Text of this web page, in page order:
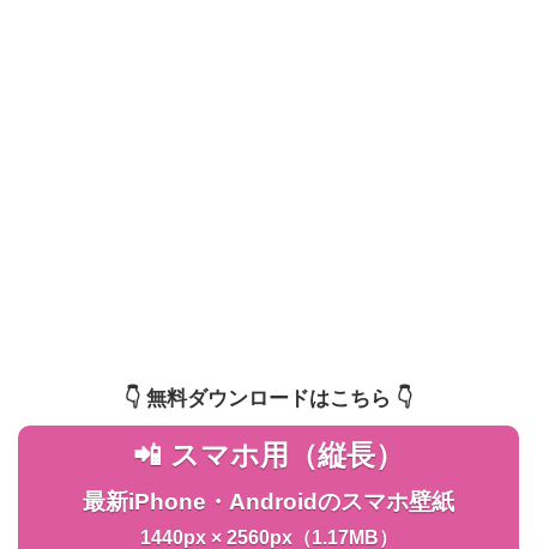
👇️ 無料ダウンロードはこちら 👇️
📲 スマホ用（縦長）
最新iPhone・Androidのスマホ壁紙
1440px × 2560px（1.17MB）